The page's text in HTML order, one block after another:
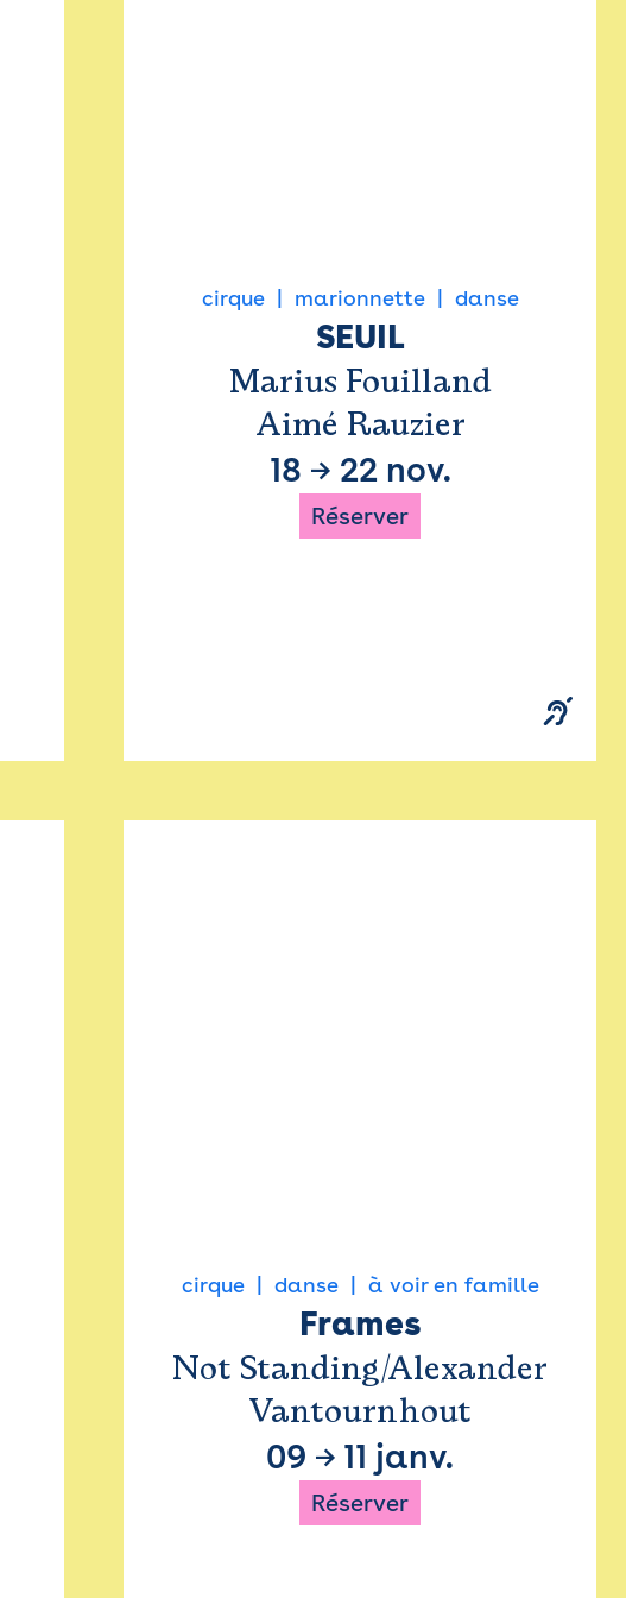
cirque marionnette danse
SEUIL
Marius Fouilland
Aimé Rauzier
18 → 22 nov.
Réserver
cirque danse à voir en famille
Frames
Not Standing/Alexander
Vantournhout
09 → 11 janv.
Réserver